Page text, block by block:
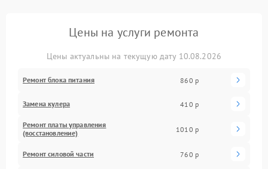
Цены на услуги ремонта
Цены актуальны на текущую дату 10.08.2026
Ремонт блока питания 860 р
Замена кулера 410 р
Ремонт платы управления
(восстановление)
1010 р
Ремонт силовой части 760 р